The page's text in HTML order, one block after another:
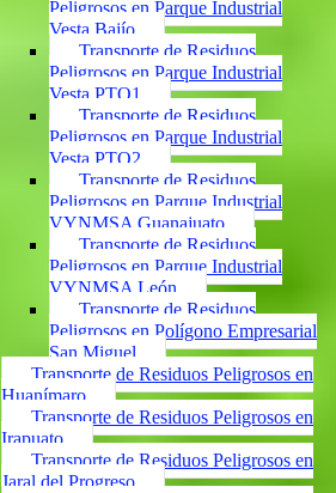
Peligrosos en Parque Industrial
Vesta Bajío
Transporte de Residuos
Peligrosos en Parque Industrial
Vesta PTO1
Transporte de Residuos
Peligrosos en Parque Industrial
Vesta PTO2
Transporte de Residuos
Peligrosos en Parque Industrial
VYNMSA Guanajuato
Transporte de Residuos
Peligrosos en Parque Industrial
VYNMSA León
Transporte de Residuos
Peligrosos en Polígono Empresarial
San Miguel
Transporte de Residuos Peligrosos en
Huanímaro
Transporte de Residuos Peligrosos en
Irapuato
Transporte de Residuos Peligrosos en
Jaral del Progreso